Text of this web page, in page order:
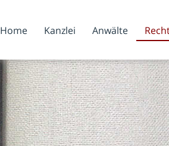
Home Kanzlei Anwälte